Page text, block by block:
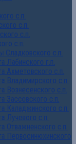
с.п.
с.п.
с.п.
с.п.
Сладковского с.п.
Лабинского г.п.
Ахметовского с.п.
Владимирского с.п.
Вознесенского с.п.
Зассовского с.п.
Каладжинского с.п.
Лучевого с.п.
Отважненского с.п.
Первосинюхинского